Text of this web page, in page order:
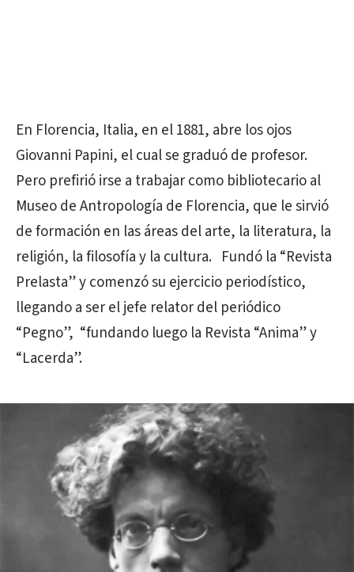
En Florencia, Italia, en el 1881, abre los ojos
Giovanni Papini, el cual se graduó de profesor.
Pero prefirió irse a trabajar como bibliotecario al
Museo de Antropología de Florencia, que le sirvió
de formación en las áreas del arte, la literatura, la
religión, la filosofía y la cultura. Fundó la “Revista
Prelasta” y comenzó su ejercicio periodístico,
llegando a ser el jefe relator del periódico
“Pegno”, “fundando luego la Revista “Anima” y
“Lacerda”.